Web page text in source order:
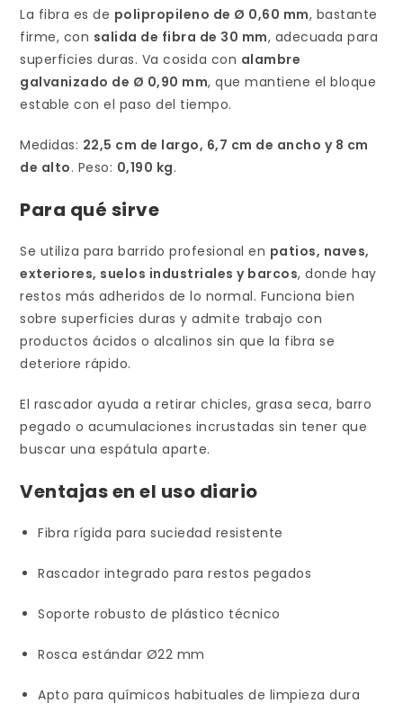
La fibra es de polipropileno de Ø 0,60 mm, bastante
firme, con salida de fibra de 30 mm, adecuada para
superficies duras. Va cosida con alambre
galvanizado de Ø 0,90 mm, que mantiene el bloque
estable con el paso del tiempo.
Medidas: 22,5 cm de largo, 6,7 cm de ancho y 8 cm
de alto. Peso: 0,190 kg.
Para qué sirve
Se utiliza para barrido profesional en patios, naves,
exteriores, suelos industriales y barcos, donde hay
restos más adheridos de lo normal. Funciona bien
sobre superficies duras y admite trabajo con
productos ácidos o alcalinos sin que la fibra se
deteriore rápido.
El rascador ayuda a retirar chicles, grasa seca, barro
pegado o acumulaciones incrustadas sin tener que
buscar una espátula aparte.
Ventajas en el uso diario
Fibra rígida para suciedad resistente
Rascador integrado para restos pegados
Soporte robusto de plástico técnico
Rosca estándar Ø22 mm
Apto para químicos habituales de limpieza dura